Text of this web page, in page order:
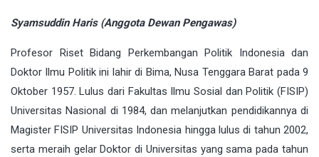
Syamsuddin Haris (Anggota Dewan Pengawas)
Profesor Riset Bidang Perkembangan Politik Indonesia dan
Doktor Ilmu Politik ini lahir di Bima, Nusa Tenggara Barat pada 9
Oktober 1957. Lulus dari Fakultas Ilmu Sosial dan Politik (FISIP)
Universitas Nasional di 1984, dan melanjutkan pendidikannya di
Magister FISIP Universitas Indonesia hingga lulus di tahun 2002,
serta meraih gelar Doktor di Universitas yang sama pada tahun